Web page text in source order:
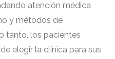
atención médica
y métodos de
tanto, los pacientes
elegir la clínica para sus